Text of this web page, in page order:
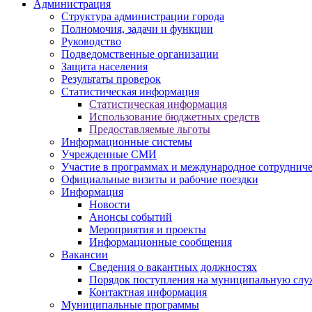
Администрация
Структура администрации города
Полномочия, задачи и функции
Руководство
Подведомственные организации
Защита населения
Результаты проверок
Статистическая информация
Статистическая информация
Использование бюджетных средств
Предоставляемые льготы
Информационные системы
Учрежденные СМИ
Участие в программах и международное
Официальные визиты и рабочие поездки
Информация
Новости
Анонсы событий
Мероприятия и проекты
Информационные сообщения
Вакансии
Сведения о вакантных должностях
Порядок поступления на муниципальную
Контактная информация
Муниципальные программы